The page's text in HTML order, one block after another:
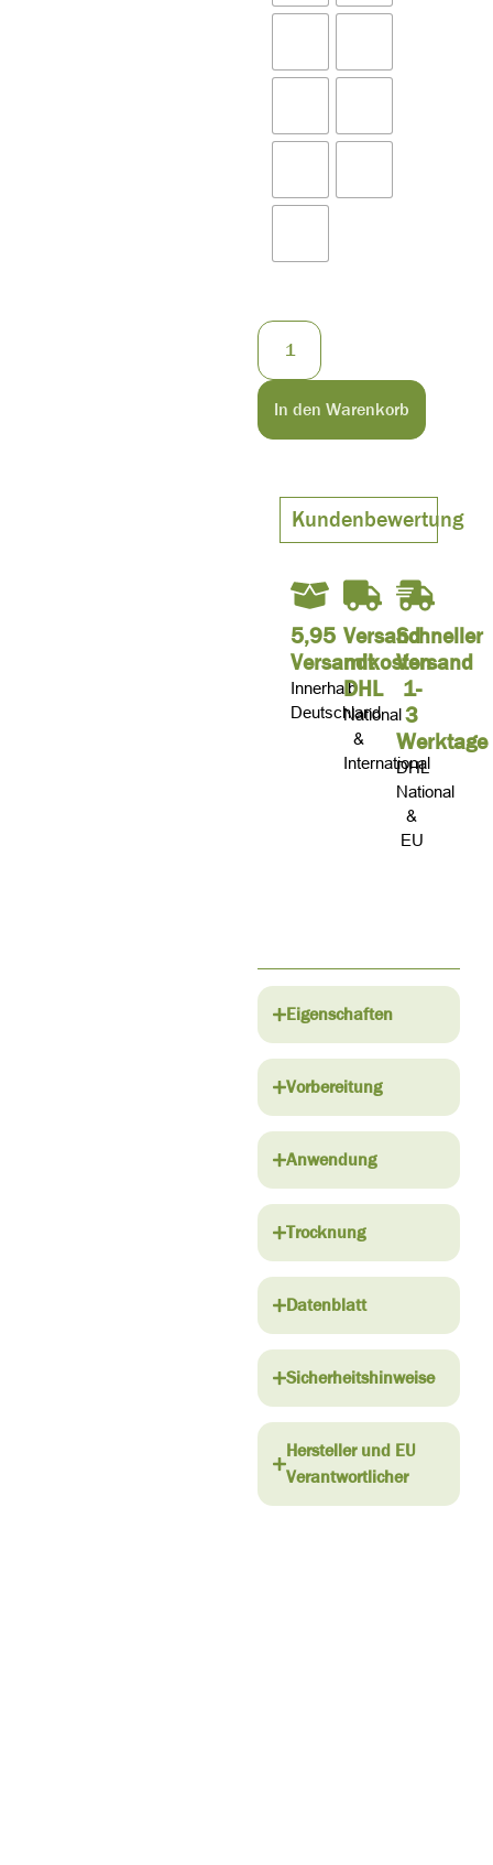
In den Warenkorb
Kundenbewertung
5,95
Versandkosten
Innerhalb
Deutschland
Versand
mit
DHL
National
&
International
Schneller
Versand
1-
3
Werktage
DHL
National
&
EU
Eigenschaften
Vorbereitung
Anwendung
Trocknung
Datenblatt
Sicherheitshinweise
Hersteller und EU
Verantwortlicher